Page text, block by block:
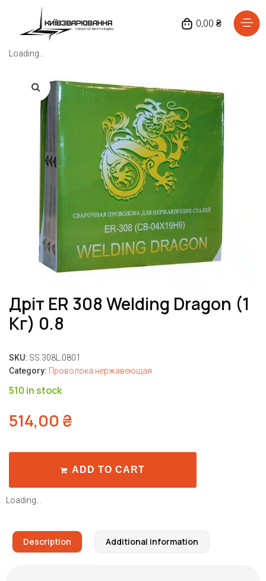
0,00 ₴
Loading...
Дріт ER 308 Welding Dragon (1
Кг) 0.8
SKU: SS.308L.0801
Category: Проволока нержавеющая
510 in stock
514,00 ₴
ADD TO CART
Loading...
Description Additional information
Каталог товарів
Відгуки
Про нас
Доставка та оплата
Повернення та обмін
Блог
Контакти